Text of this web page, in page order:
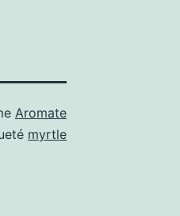
Aromate
myrtle